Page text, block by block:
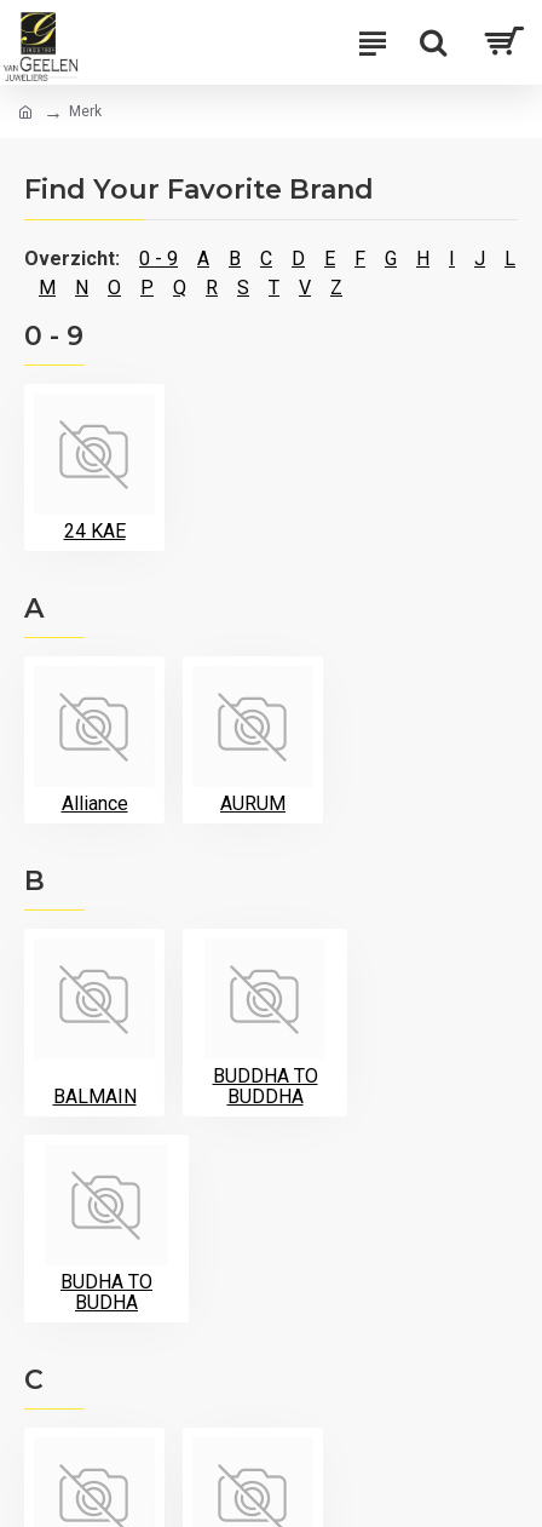
Merk
Find Your Favorite Brand
Overzicht: 0 - 9 A B C D E F G H I J
L
M
N O P Q R S T V Z
0 - 9
24 KAE
A
Alliance AURUM
B
BALMAIN
BUDDHA TO
BUDDHA
BUDHA TO
BUDHA
C